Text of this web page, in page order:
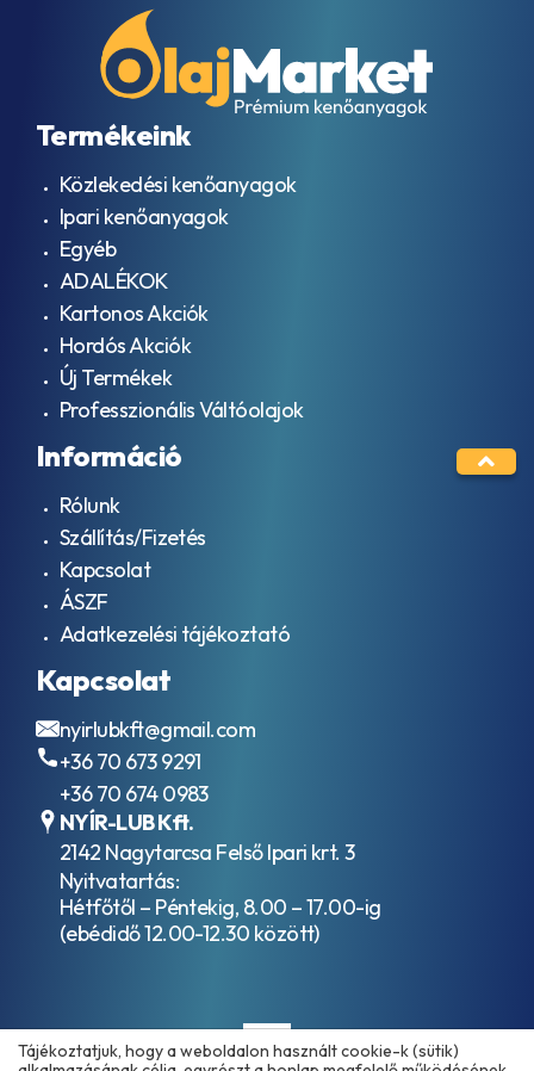
Termékeink
Közlekedési kenőanyagok
Ipari kenőanyagok
Egyéb
ADALÉKOK
Kartonos Akciók
Hordós Akciók
Új Termékek
Professzionális Váltóolajok
Információ
Rólunk
Szállítás/Fizetés
Kapcsolat
ÁSZF
Adatkezelési tájékoztató
Kapcsolat
nyirlubkft@gmail.com
+36 70 673 9291
+36 70 674 0983
NYÍR-LUB Kft.
2142 Nagytarcsa Felső Ipari krt. 3
Nyitvatartás:
Hétfőtől – Péntekig, 8.00 – 17.00-ig
(ebédidő 12.00-12.30 között)
Tájékoztatjuk, hogy a weboldalon használt cookie-k (sütik)